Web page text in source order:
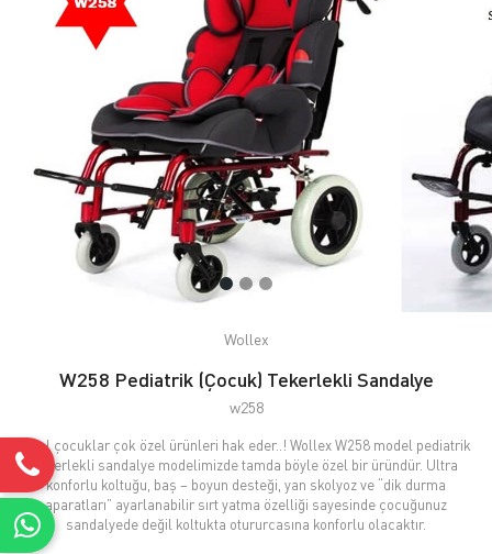
Wollex
W258 Pediatrik (Çocuk) Tekerlekli Sandalye
w258
Özel çocuklar çok özel ürünleri hak eder..! Wollex W258 model pediatrik
tekerlekli sandalye modelimizde tamda böyle özel bir üründür. Ultra
konforlu koltuğu, baş – boyun desteği, yan skolyoz ve “dik durma
aparatları” ayarlanabilir sırt yatma özelliği sayesinde çocuğunuz
sandalyede değil koltukta otururcasına konforlu olacaktır.